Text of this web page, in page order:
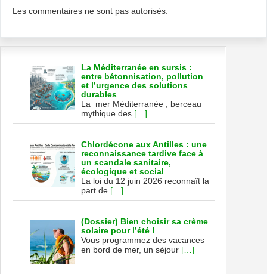
Les commentaires ne sont pas autorisés.
La Méditerranée en sursis :
entre bétonnisation, pollution
et l’urgence des solutions
durables
La mer Méditerranée , berceau
mythique des […]
Chlordécone aux Antilles : une
reconnaissance tardive face à
un scandale sanitaire,
écologique et social
La loi du 12 juin 2026 reconnaît la
part de […]
(Dossier) Bien choisir sa crème
solaire pour l’été !
Vous programmez des vacances
en bord de mer, un séjour […]